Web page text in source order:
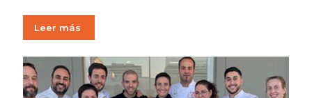
Leer más